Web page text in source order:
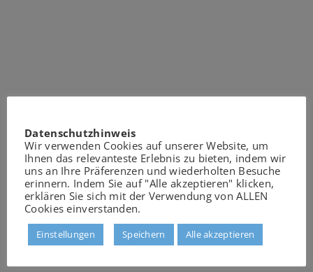
Datenschutzhinweis
Wir verwenden Cookies auf unserer Website, um
Ihnen das relevanteste Erlebnis zu bieten, indem wir
uns an Ihre Präferenzen und wiederholten Besuche
erinnern. Indem Sie auf "Alle akzeptieren" klicken,
erklären Sie sich mit der Verwendung von ALLEN
Cookies einverstanden.
Einstellungen Speichern Alle akzeptieren